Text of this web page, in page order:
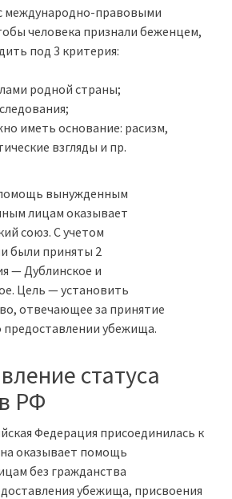
международно-правовыми
человека признали беженцем,
под 3 критерия:
родной страны;
иметь основание: расизм,
взгляды и пр.
вынужденным
лицам оказывает
союз. С учетом
были приняты 2
— Дублинское и
Цель — установить
отвечающее за принятие
предоставлении убежища.
статуса
РФ
Федерация присоединилась к
оказывает помощь
без гражданства
убежища, присвоения